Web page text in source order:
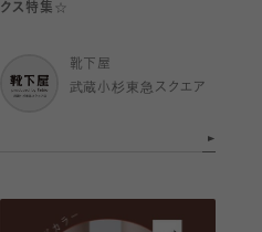
クス特集☆
靴下屋
武蔵小杉東急スクエア